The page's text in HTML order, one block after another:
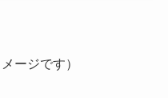
ージです）